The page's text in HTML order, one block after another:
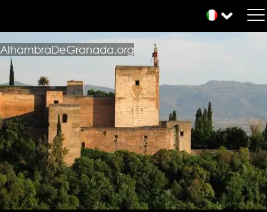
AlhambraDeGranada.org